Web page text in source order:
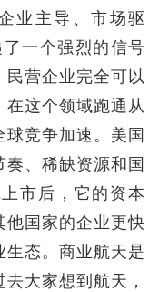
业主导、市场驱
一个强烈的信号
营企业完全可以
这个领域跑通从
竞争加速。美国
、稀缺资源和国
市后，它的资本
他国家的企业更快
态。商业航天是
大家想到航天，